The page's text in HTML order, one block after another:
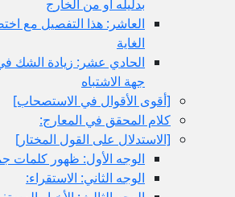
بدليله أو من الخارج
العاشر: هذا التفصيل مع
الغاية
الحادي عشر: زيادة الشك
جهة الاشتباه
[أقوى الأقوال في الاستصحاب‏]
كلام المحقق في المعارج:
[الاستدلال على القول المختار]
الوجه الأول: ظهور كلمات
الوجه الثاني: الاستقراء: